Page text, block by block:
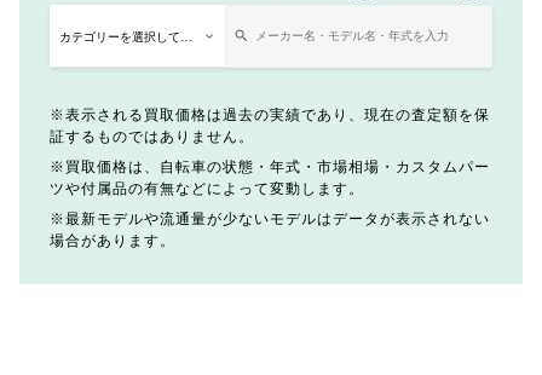
表示される買取価格は過去の実績であり、現在の査定額を保
証するものではありません。
買取価格は、自転車の状態・年式・市場相場・カスタムパー
ツや付属品の有無などによって変動します。
最新モデルや流通量が少ないモデルはデータが表示されない
場合があります。